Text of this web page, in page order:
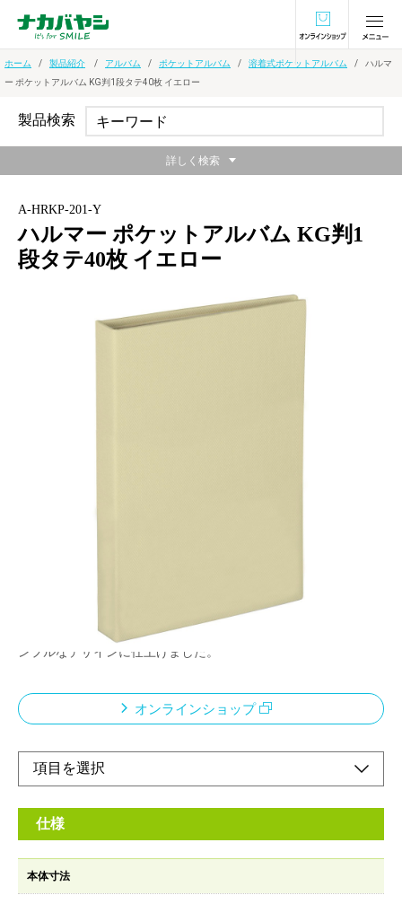
オンラインショ
ホーム 製品紹介 アルバム ポケットアルバム 溶着式ポケットアルバム
ハルマ
ー ポケットアルバム KG判1段タテ40枚 イエロー
A-HRKP-201-Y
ハルマー ポケットアルバム KG判1
段タテ40枚 イエロー
クラフトの中台紙がポイントのポケットアルバムです。
パーソナル・オフィス・店舗など幅広くお使いいただけるようシ
ンプルなデザインに仕上げました。
オンラインショップ
仕様
本体寸法
製品検索
詳しく検索